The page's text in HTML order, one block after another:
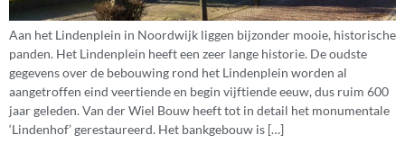
Aan het Lindenplein in Noordwijk liggen bijzonder mooie, historische
panden. Het Lindenplein heeft een zeer lange historie. De oudste
gegevens over de bebouwing rond het Lindenplein worden al
aangetroffen eind veertiende en begin vijftiende eeuw, dus ruim 600
jaar geleden. Van der Wiel Bouw heeft tot in detail het monumentale
‘Lindenhof’ gerestaureerd. Het bankgebouw is […]